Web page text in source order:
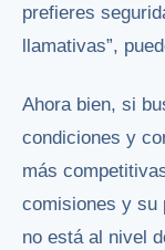
prefieres
llamativas”,
Ahora bien, si
condiciones y
más
comisiones y su
no está al nivel